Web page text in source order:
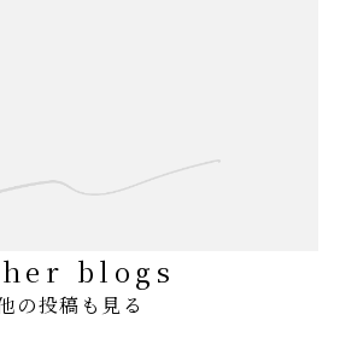
blogs
の投稿も見る